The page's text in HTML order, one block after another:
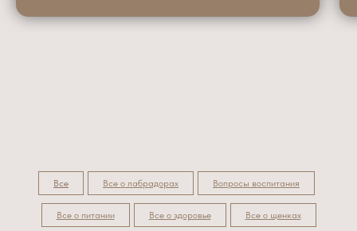
Все Все о лабрадорах Вопросы воспитания
Все о питании Все о здоровье Все о щенках